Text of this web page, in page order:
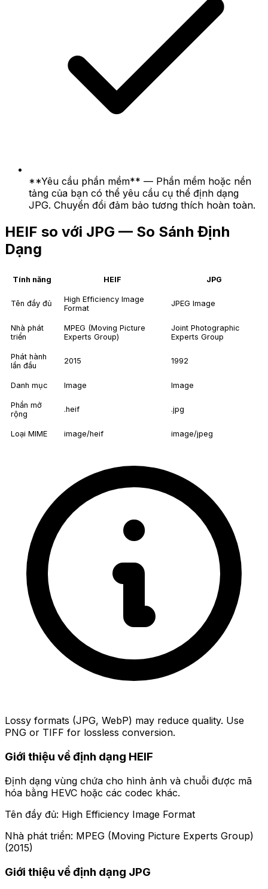
**Yêu cầu phần mềm** — Phần mềm hoặc nền
tảng của bạn có thể yêu cầu cụ thể định dạng
JPG. Chuyển đổi đảm bảo tương thích hoàn toàn.
HEIF so với JPG — So Sánh Định
Dạng
Tính năng HEIF JPG
Tên đầy đủ
High Efficiency Image
Format
JPEG Image
Nhà phát
triển
MPEG (Moving Picture
Experts Group)
Joint Photographic
Experts Group
Phát hành
lần đầu
2015 1992
Danh mục Image Image
Phần mở
rộng
.heif .jpg
Loại MIME image/heif image/jpeg
Lossy formats (JPG, WebP) may reduce quality. Use
PNG or TIFF for lossless conversion.
Giới thiệu về định dạng HEIF
Định dạng vùng chứa cho hình ảnh và chuỗi được mã
hóa bằng HEVC hoặc các codec khác.
Tên đầy đủ: High Efficiency Image Format
Nhà phát triển: MPEG (Moving Picture Experts Group)
(2015)
Giới thiệu về định dạng JPG